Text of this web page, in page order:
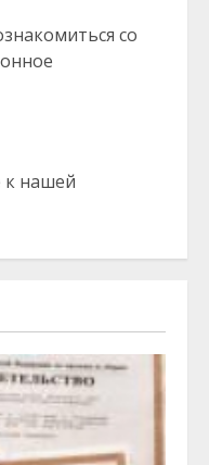
со
к нашей